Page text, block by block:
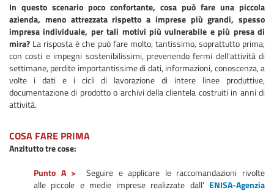
In questo scenario poco confortante, cosa può fare una piccola
azienda, meno attrezzata rispetto a imprese più grandi, spesso
impresa individuale, per tali motivi più vulnerabile e più presa di
mira? La risposta è che può fare molto, tantissimo, soprattutto prima,
con costi e impegni sostenibilissimi, prevenendo fermi dell'attività di
settimane, perdite importantissime di dati, informazioni, conoscenza, a
volte i dati e i cicli di lavorazione di intere linee produttive,
documentazione di prodotto o archivi della clientela costruiti in anni di
attività.
COSA FARE PRIMA
Anzitutto tre cose:
Punto A >
Seguire e applicare le raccomandazioni rivolte
alle piccole e medie imprese realizzate dall' ENISA-Agenzia